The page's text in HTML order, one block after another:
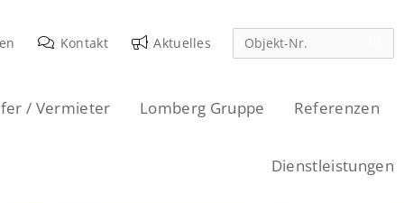
Kontakt Aktuelles
/ Vermieter Lomberg Gruppe Referenzen
Dienstleistungen